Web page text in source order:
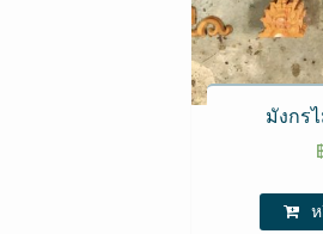
มังกร